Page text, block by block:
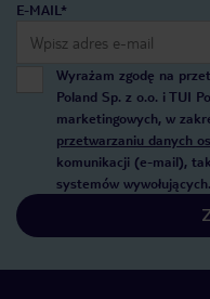
E-MAIL*
Wyrażam zgodę na
Poland Sp. z o.o. i TUI
marketingowych, w
przetwarzaniu danych
komunikacji (e-mail),
systemów wywołujących.